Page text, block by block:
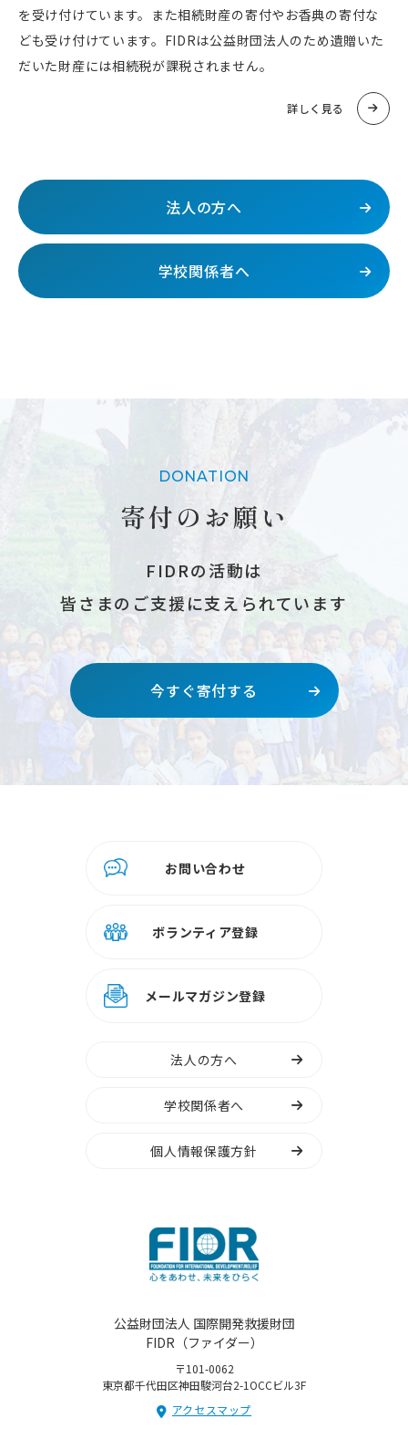
を受け付けています。また相続財産の寄付やお香典の寄付な
ども受け付けています。FIDRは公益財団法人のため遺贈いた
だいた財産には相続税が課税されません。
詳しく見る
法人の方へ
学校関係者へ
DONATION
寄付のお願い
FIDRの活動は
皆さまのご支援に支えられています
今すぐ寄付する
お問い合わせ
ボランティア登録
メールマガジン登録
法人の方へ
学校関係者へ
個人情報保護方針
公益財団法人 国際開発救援財団
FIDR（ファイダー）
〒101-0062
東京都千代田区神田駿河台2-1OCCビル3F
アクセスマップ